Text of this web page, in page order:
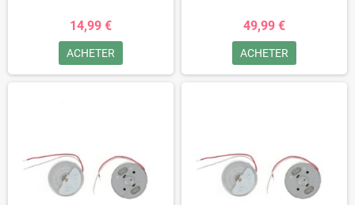
14,99 €
ACHETER
49,99 €
ACHETER